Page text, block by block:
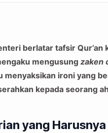
berlatar tafsir Qur’an
mengusungzaken
ironi yang
kepada seorang
yang